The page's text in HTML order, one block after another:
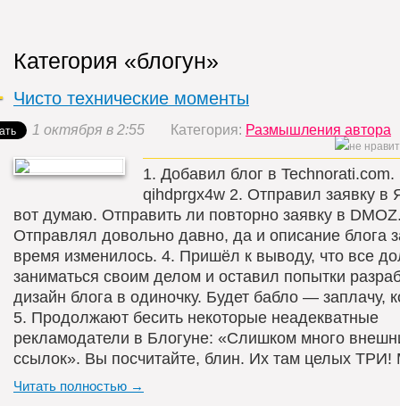
Категория «блогун»
Чисто технические моменты
1 октября в 2:55 Категория: Размышления автора
1. Добавил блог в Technorati.com.
qihdprgx4w 2. Отправил заявку в
вот думаю. Отправить ли повторно заявку в
Отправлял довольно давно, да и описание блога
время изменилось. 4. Пришёл к выводу, что все
заниматься своим делом и оставил попытки
дизайн блога в одиночку. Будет бабло — заплачу,
5. Продолжают бесить некоторые неадекватные
рекламодатели в Блогуне: «Слишком много
ссылок». Вы посчитайте, блин. Их там целых ТРИ!
Читать полностью →